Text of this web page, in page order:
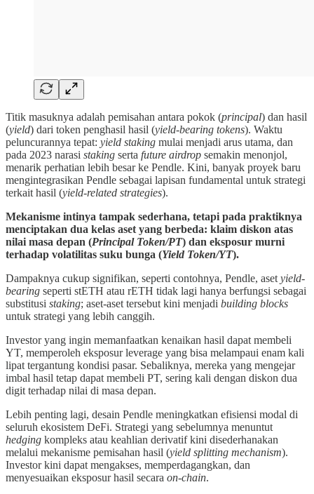
Titik masuknya adalah pemisahan antara pokok (principal) dan hasil
(yield) dari token penghasil hasil (yield-bearing tokens). Waktu
peluncurannya tepat: yield staking mulai menjadi arus utama, dan
pada 2023 narasi staking serta future airdrop semakin menonjol,
menarik perhatian lebih besar ke Pendle. Kini, banyak proyek baru
mengintegrasikan Pendle sebagai lapisan fundamental untuk strategi
terkait hasil (yield-related strategies).
Mekanisme intinya tampak sederhana, tetapi pada praktiknya
menciptakan dua kelas aset yang berbeda: klaim diskon atas
nilai masa depan (Principal Token/PT) dan eksposur murni
terhadap volatilitas suku bunga (Yield Token/YT).
Dampaknya cukup signifikan, seperti contohnya, Pendle, aset yield-
bearing seperti stETH atau rETH tidak lagi hanya berfungsi sebagai
substitusi staking; aset-aset tersebut kini menjadi building blocks
untuk strategi yang lebih canggih.
Investor yang ingin memanfaatkan kenaikan hasil dapat membeli
YT, memperoleh eksposur leverage yang bisa melampaui enam kali
lipat tergantung kondisi pasar. Sebaliknya, mereka yang mengejar
imbal hasil tetap dapat membeli PT, sering kali dengan diskon dua
digit terhadap nilai di masa depan.
Lebih penting lagi, desain Pendle meningkatkan efisiensi modal di
seluruh ekosistem DeFi. Strategi yang sebelumnya menuntut
hedging kompleks atau keahlian derivatif kini disederhanakan
melalui mekanisme pemisahan hasil (yield splitting mechanism).
Investor kini dapat mengakses, memperdagangkan, dan
menyesuaikan eksposur hasil secara on-chain.